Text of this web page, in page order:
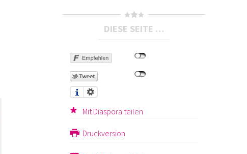
DIESE SEITE …
Mit Diaspora teilen
Druckversion